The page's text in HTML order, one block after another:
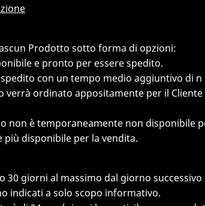
Prodotto sotto forma di opzioni:
e pronto per essere spedito.
con un tempo medio aggiuntivo di
ordinato appositamente per il
è temporaneamente non disponibile
disponibile per la vendita.
giorni al massimo dal giorno
indicati a solo scopo informativo.